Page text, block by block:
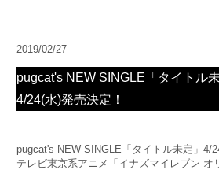
2019/02/27
pugcat's NEW SINGLE「タイトル未
4/24(水)発売決定！
pugcat's NEW SINGLE「タイトル未定」4/
テレビ東京系アニメ「イナズマイレブン オ